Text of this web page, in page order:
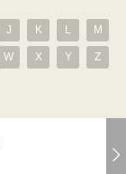
J K L M
W X Y Z